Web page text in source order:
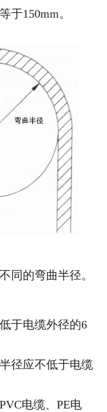
于150mm。
同的弯曲半径。
于电缆外径的6
径应不低于电缆
电缆、PE电